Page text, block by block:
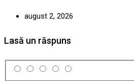
august 2, 2026
Lasă un răspuns